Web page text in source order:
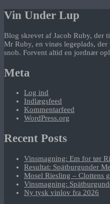
Vin Under Lup
Blog skrevet af Jacob Ruby, der
Mr Ruby, en vinøs legeplads,
snob. Forvent altid en jordnær
Meta
Log ind
Indlægsfeed
Kommentarfeed
WordPress.org
Recent Posts
Vinsmagning: Em for tør
Resultat: Spätburgunder
Mosel Riesling – Clottens
Vinsmagning:
Ny tysk vinlov fra 2026